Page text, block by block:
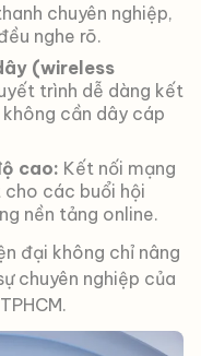
chuyên nghiệp,
nghe rõ.
(wireless
trình dễ dàng kết
cần dây cáp
cao: Kết nối mạng
cho các buổi hội
nền tảng online.
đại không chỉ nâng
chuyên nghiệp của